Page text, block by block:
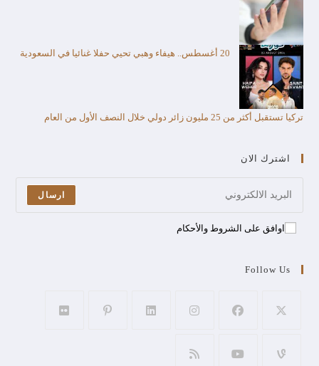
20 أغسطس.. هيفاء وهبي تحيي حفلا غنائيا في السعودية
تركيا تستقبل أكثر من 25 مليون زائر دولي خلال النصف الأول من العام​
اشترك الان
ارسال
اوافق على الشروط والأحكام
Follow Us